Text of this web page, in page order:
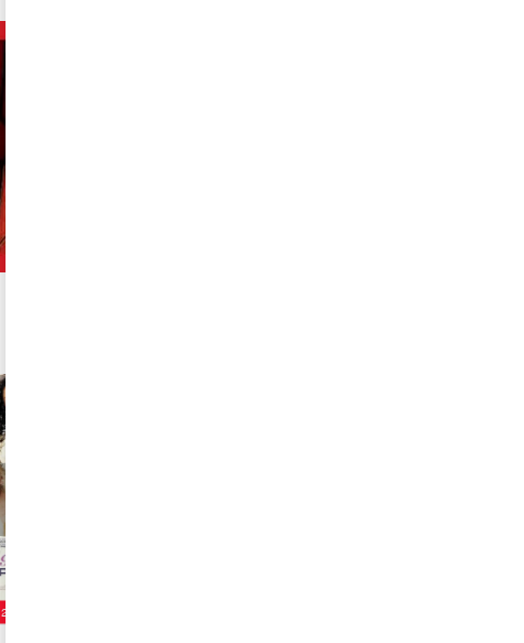
20 DE AGOSTO